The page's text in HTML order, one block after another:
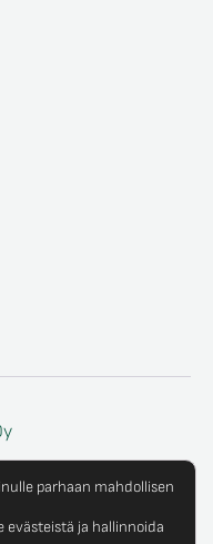
parhaan mahdollisen
ja hallinnoida